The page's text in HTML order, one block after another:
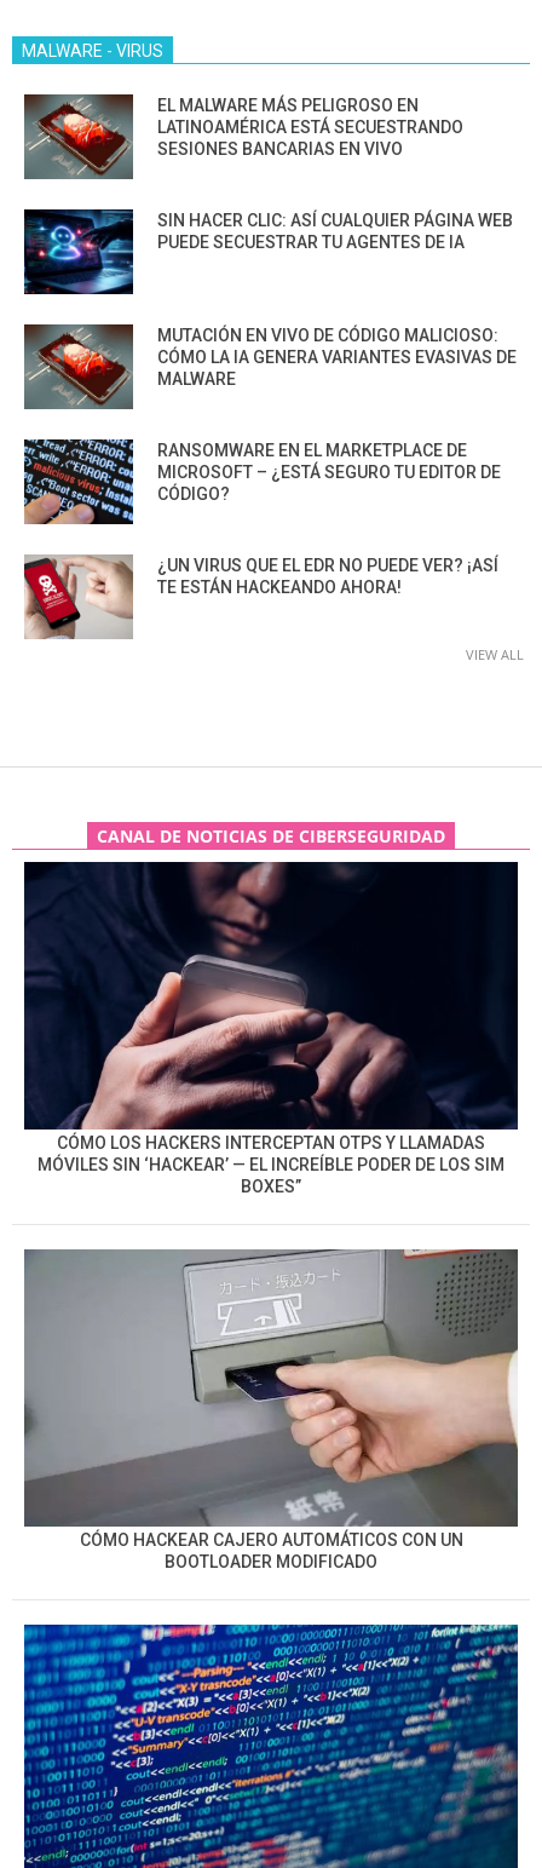
MALWARE - VIRUS
EL MALWARE MÁS PELIGROSO EN
LATINOAMÉRICA ESTÁ SECUESTRANDO
SESIONES BANCARIAS EN VIVO
SIN HACER CLIC: ASÍ CUALQUIER PÁGINA WEB
PUEDE SECUESTRAR TU AGENTES DE IA
MUTACIÓN EN VIVO DE CÓDIGO MALICIOSO:
CÓMO LA IA GENERA VARIANTES EVASIVAS DE
MALWARE
RANSOMWARE EN EL MARKETPLACE DE
MICROSOFT – ¿ESTÁ SEGURO TU EDITOR DE
CÓDIGO?
¿UN VIRUS QUE EL EDR NO PUEDE VER? ¡ASÍ
TE ESTÁN HACKEANDO AHORA!
VIEW ALL
CANAL DE NOTICIAS DE CIBERSEGURIDAD
CÓMO LOS HACKERS INTERCEPTAN OTPS Y LLAMADAS
MÓVILES SIN ‘HACKEAR’ — EL INCREÍBLE PODER DE LOS SIM
BOXES”
CÓMO HACKEAR CAJERO AUTOMÁTICOS CON UN
BOOTLOADER MODIFICADO